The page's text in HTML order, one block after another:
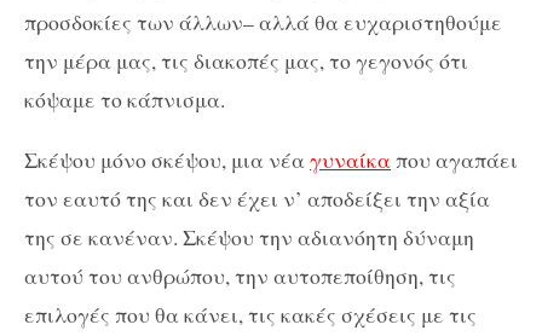
προσδοκίες των άλλων– αλλά θα ευχαριστηθούμε
την μέρα μας, τις διακοπές μας, το γεγονός ότι
κόψαμε το κάπνισμα.
Σκέψου μόνο σκέψου, μια νέαγυναίκαπου αγαπάει
τον εαυτό της και δεν έχει ν’ αποδείξει την αξία
της σε κανέναν. Σκέψου την αδιανόητη δύναμη
αυτού του ανθρώπου, την αυτοπεποίθηση, τις
επιλογές που θα κάνει, τις κακές σχέσεις με τις